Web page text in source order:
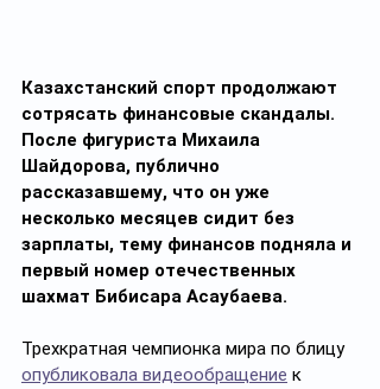
Казахстанский спорт продолжают
сотрясать финансовые скандалы.
После фигуриста Михаила
Шайдорова, публично
рассказавшему, что он уже
несколько месяцев сидит без
зарплаты, тему финансов подняла и
первый номер отечественных
шахмат Бибисара Асаубаева.
Трехкратная чемпионка мира по блицу
опубликовала видеообращение к